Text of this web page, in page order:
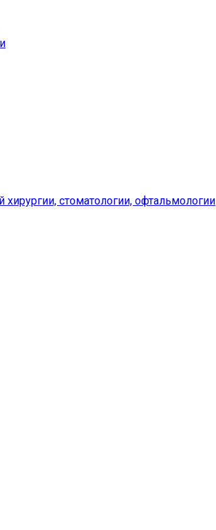
стоматологии, офтальмологии